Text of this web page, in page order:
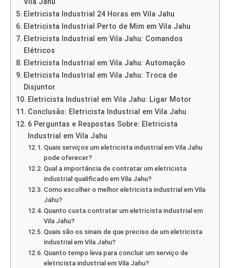
Vila Jahu
Eletricista Industrial 24 Horas em Vila Jahu
Eletricista Industrial Perto de Mim em Vila Jahu
Eletricista Industrial em Vila Jahu: Comandos
Elétricos
Eletricista Industrial em Vila Jahu: Automação
Eletricista Industrial em Vila Jahu: Troca de
Disjuntor
Eletricista Industrial em Vila Jahu: Ligar Motor
Conclusão: Eletricista Industrial em Vila Jahu
6 Perguntas e Respostas Sobre: Eletricista
Industrial em Vila Jahu
Quais serviços um eletricista industrial em Vila Jahu
pode oferecer?
Qual a importância de contratar um eletricista
industrial qualificado em Vila Jahu?
Como escolher o melhor eletricista industrial em Vila
Jahu?
Quanto custa contratar um eletricista industrial em
Vila Jahu?
Quais são os sinais de que preciso de um eletricista
industrial em Vila Jahu?
Quanto tempo leva para concluir um serviço de
eletricista industrial em Vila Jahu?